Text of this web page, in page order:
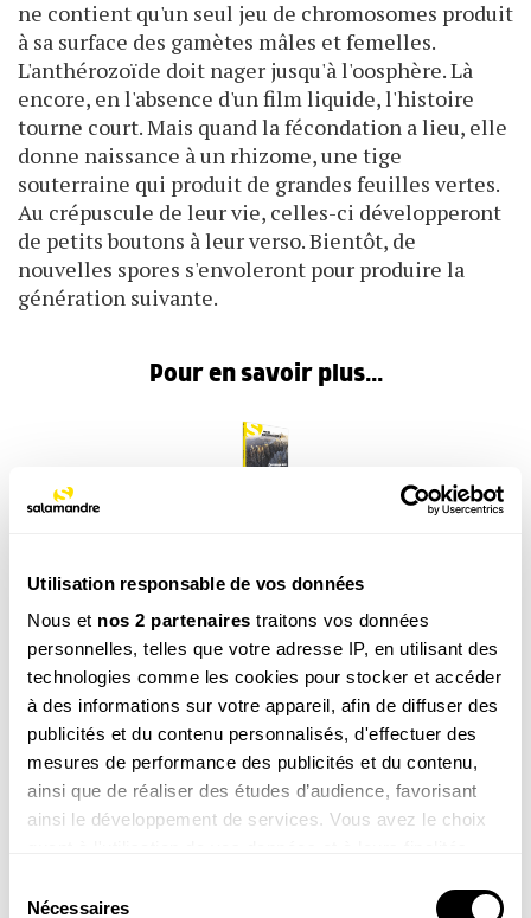
Utilisation responsable de vos données
Nous et nos 2 partenaires traitons vos données
personnelles, telles que votre adresse IP, en utilisant des
technologies comme les cookies pour stocker et accéder
à des informations sur votre appareil, afin de diffuser des
publicités et du contenu personnalisés, d'effectuer des
mesures de performance des publicités et du contenu,
ainsi que de réaliser des études d’audience, favorisant
ainsi le développement de services. Vous avez le choix
tout moment en consultant la Déclaration relative aux
Nécessaires
ne contient qu'un seul jeu de chromosomes produit
à sa surface des gamètes mâles et femelles.
L'anthérozoïde doit nager jusqu'à l'oosphère. Là
encore, en l'absence d'un film liquide, l'histoire
tourne court. Mais quand la fécondation a lieu, elle
donne naissance à un rhizome, une tige
souterraine qui produit de grandes feuilles vertes.
Au crépuscule de leur vie, celles-ci développeront
de petits boutons à leur verso. Bientôt, de
nouvelles spores s'envoleront pour produire la
génération suivante.
Pour en savoir plus...
Abonnement 1 an, Revue Salamandre (13-
39.00€
COMMANDER